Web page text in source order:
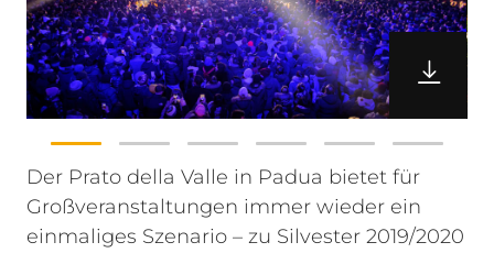
Der Prato della Valle in Padua bietet für
Großveranstaltungen immer wieder ein
einmaliges Szenario – zu Silvester 2019/2020